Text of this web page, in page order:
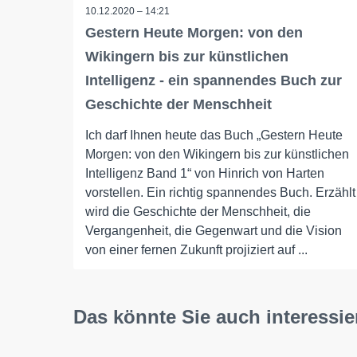
10.12.2020 – 14:21
Gestern Heute Morgen: von den
Wikingern bis zur künstlichen
Intelligenz - ein spannendes Buch zur
Geschichte der Menschheit
Ich darf Ihnen heute das Buch „Gestern Heute
Morgen: von den Wikingern bis zur künstlichen
Intelligenz Band 1“ von Hinrich von Harten
vorstellen. Ein richtig spannendes Buch. Erzählt
wird die Geschichte der Menschheit, die
Vergangenheit, die Gegenwart und die Vision
von einer fernen Zukunft projiziert auf ...
Das könnte Sie auch